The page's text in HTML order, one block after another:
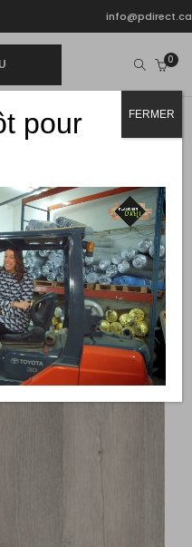
info@pdirect.ca
0
pour
FERMER